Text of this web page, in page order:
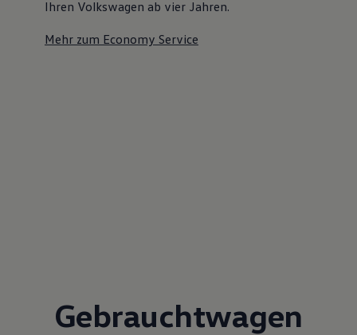
Ihren Volkswagen ab vier Jahren.
Mehr zum Economy Service
Gebrauchtwagen